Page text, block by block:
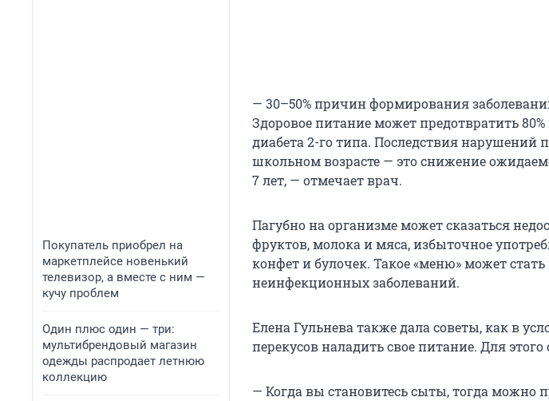
Покупатель приобрел на
маркетплейсе новенький
телевизор, а вместе с ним —
кучу проблем
Один плюс один — три:
мультибрендовый магазин
одежды распродает летнюю
коллекцию
— 30–50% причин формирования
Здоровое питание может предотвратить
диабета 2-го типа. Последствия
школьном возрасте — это снижение
7 лет, — отмечает врач.
Пагубно на организме может сказаться
фруктов, молока и мяса, избыточное
конфет и булочек. Такое «меню» может
неинфекционных заболеваний.
Елена Гульнева также дала советы, как в
перекусов наладить свое питание. Для
— Когда вы становитесь сыты, тогда можно